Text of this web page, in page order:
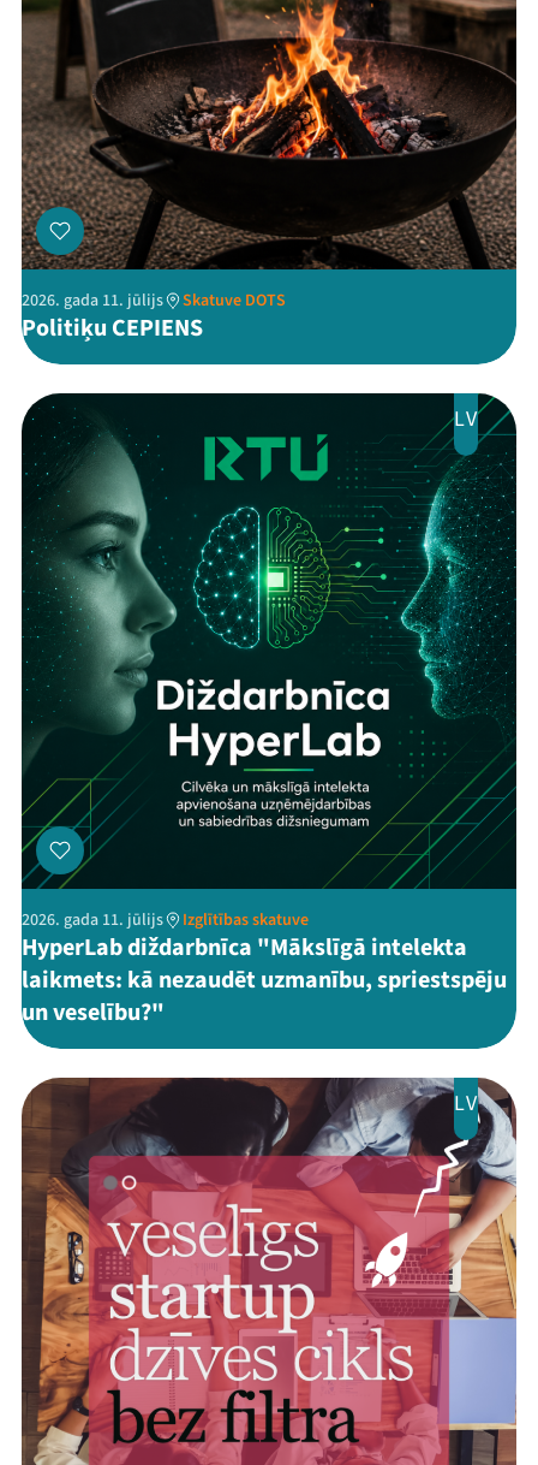
2026. gada 11. jūlijs Skatuve DOTS
Politiķu CEPIENS
LV
2026. gada 11. jūlijs Izglītības skatuve
HyperLab diždarbnīca "Mākslīgā intelekta
laikmets: kā nezaudēt uzmanību, spriestspēju
un veselību?"
LV